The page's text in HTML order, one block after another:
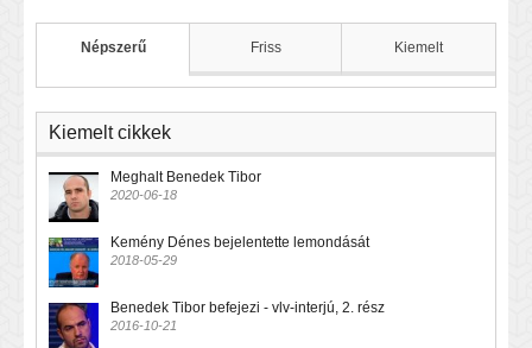
Népszerű Friss Kiemelt
Kiemelt cikkek
Meghalt Benedek Tibor
2020-06-18
Kemény Dénes bejelentette lemondását
2018-05-29
Benedek Tibor befejezi - vlv-interjú, 2. rész
2016-10-21